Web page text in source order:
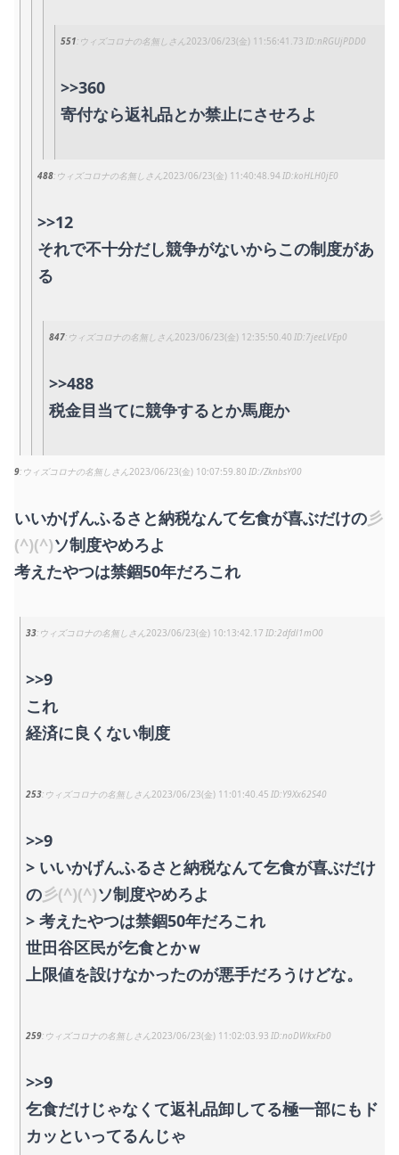
551 ウィズコロナの名無しさん 2023/06/23(金) 11:56:41.73 nRGUjPDD0
>>360
寄付なら返礼品とか禁止にさせろよ
488 ウィズコロナの名無しさん 2023/06/23(金) 11:40:48.94 koHLH0jE0
>>12
それで不十分だし競争がないからこの制度があ
る
847 ウィズコロナの名無しさん 2023/06/23(金) 12:35:50.40 7jeeLVEp0
>>488
税金目当てに競争するとか馬鹿か
9 ウィズコロナの名無しさん 2023/06/23(金) 10:07:59.80 /ZknbsY00
いいかげんふるさと納税なんて乞食が喜ぶだけの彡
(^)(^)ソ制度やめろよ
考えたやつは禁錮50年だろこれ
33 ウィズコロナの名無しさん 2023/06/23(金) 10:13:42.17 2dfdl1mO0
>>9
これ
経済に良くない制度
253 ウィズコロナの名無しさん 2023/06/23(金) 11:01:40.45 Y9Xx62S40
>>9
> いいかげんふるさと納税なんて乞食が喜ぶだけ
の彡(^)(^)ソ制度やめろよ
> 考えたやつは禁錮50年だろこれ
世田谷区民が乞食とかｗ
上限値を設けなかったのが悪手だろうけどな。
259 ウィズコロナの名無しさん 2023/06/23(金) 11:02:03.93 noDWkxFb0
>>9
乞食だけじゃなくて返礼品卸してる極一部にもド
カッといってるんじゃ